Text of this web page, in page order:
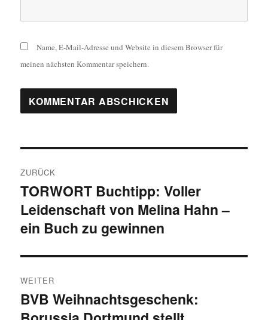
Name, E-Mail-Adresse und Website in diesem Browser für
meinen nächsten Kommentar speichern.
ZURÜCK
Vorheriger
Beitrag:
TORWORT Buchtipp: Voller
Leidenschaft von Melina Hahn –
ein Buch zu gewinnen
WEITER
Nächster
Beitrag:
BVB Weihnachtsgeschenk: